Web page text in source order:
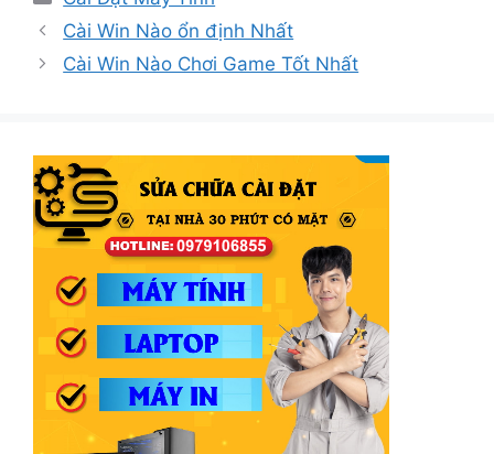
mục
Cài Win Nào ổn định Nhất
Cài Win Nào Chơi Game Tốt Nhất